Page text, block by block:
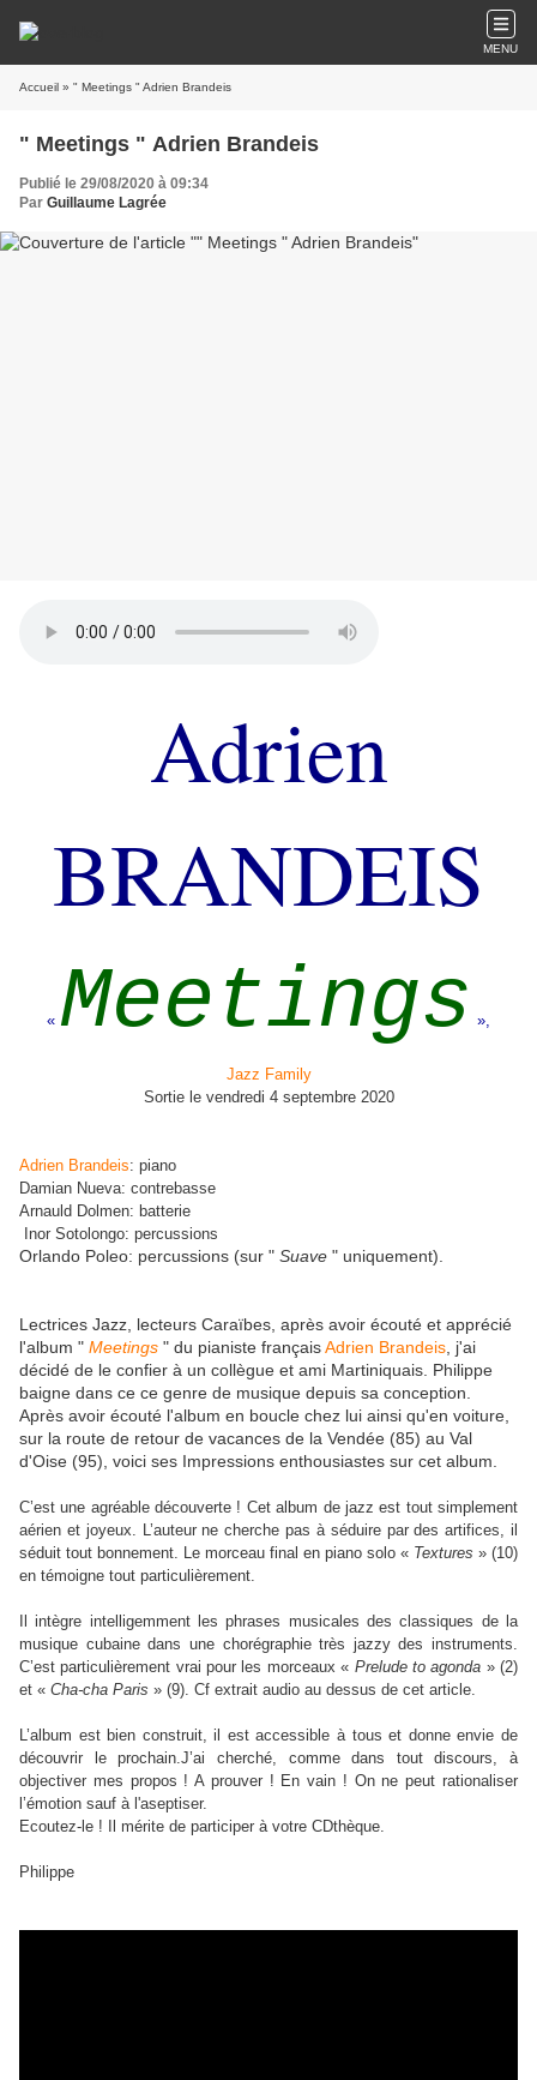
MENU
Accueil » " Meetings " Adrien Brandeis
" Meetings " Adrien Brandeis
Publié le 29/08/2020 à 09:34
Par Guillaume Lagrée
Adrien
BRANDEIS
« Meetings »,
Jazz Family
Sortie le vendredi 4 septembre 2020
Adrien Brandeis: piano
Damian Nueva: contrebasse
Arnauld Dolmen: batterie
Inor Sotolongo: percussions
Orlando Poleo: percussions (sur " Suave " uniquement).
Lectrices Jazz, lecteurs Caraïbes, après avoir écouté et apprécié
l'album " Meetings " du pianiste françaisAdrien Brandeis , j'ai
décidé de le confier à un collègue et ami Martiniquais. Philippe
baigne dans ce ce genre de musique depuis sa conception.
Après avoir écouté l'album en boucle chez lui ainsi qu'en voiture,
sur la route de retour de vacances de la Vendée (85) au Val
d'Oise (95), voici ses Impressions enthousiastes sur cet album.
C’est une agréable découverte ! Cet album de jazz est tout simplement
aérien et joyeux. L’auteur ne cherche pas à séduire par des artifices, il
séduit tout bonnement. Le morceau final en piano solo « Textures » (10)
en témoigne tout particulièrement.
Il intègre intelligemment les phrases musicales des classiques de la
musique cubaine dans une chorégraphie très jazzy des instruments.
C’est particulièrement vrai pour les morceaux « Prelude to agonda » (2)
et « Cha-cha Paris » (9). Cf extrait audio au dessus de cet article.
L’album est bien construit, il est accessible à tous et donne envie de
découvrir le prochain.J’ai cherché, comme dans tout discours, à
objectiver mes propos ! A prouver ! En vain ! On ne peut rationaliser
l’émotion sauf à l'aseptiser.
Ecoutez-le ! Il mérite de participer à votre CDthèque.
Philippe